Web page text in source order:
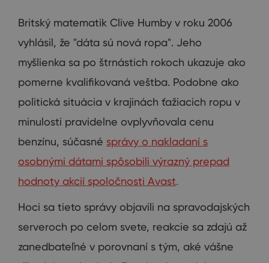
Britský matematik Clive Humby v roku 2006
vyhlásil, že "dáta sú nová ropa". Jeho
myšlienka sa po štrnástich rokoch ukazuje ako
pomerne kvalifikovaná veštba. Podobne ako
politická situácia v krajinách ťažiacich ropu v
minulosti pravidelne ovplyvňovala cenu
benzínu, súčasné správy o nakladaní s
osobnými dátami spôsobili výrazný prepad
hodnoty akcií spoločnosti Avast.
Hoci sa tieto správy objavili na spravodajských
serveroch po celom svete, reakcie sa zdajú až
zanedbateľné v porovnaní s tým, aké vášne